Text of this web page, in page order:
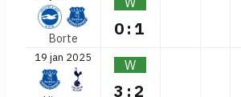
Borte 0:1
19 jan 2025 W
3:2